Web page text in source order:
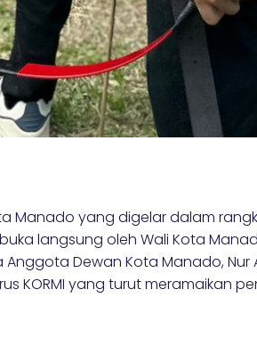
yang digelar dalam
langsung oleh Wali Kota
Dewan Kota Manado,
KORMI yang turut meramaikan